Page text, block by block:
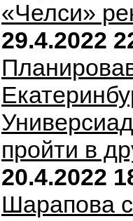
«Челси»
29.4.2022
пройти в
20.4.2022
Шарапова